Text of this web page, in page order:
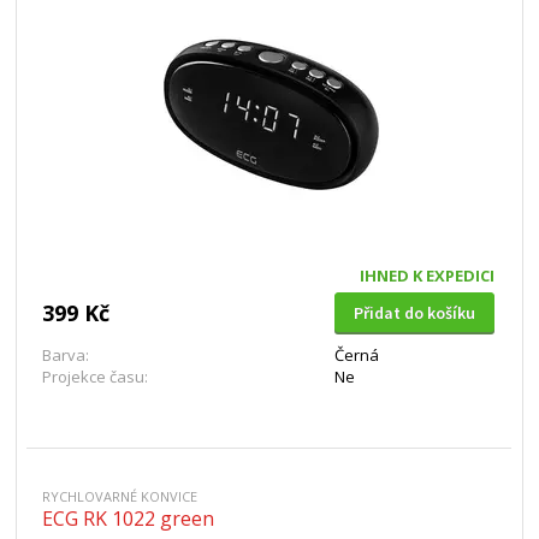
IHNED K EXPEDICI
399 Kč
Přidat do košíku
Barva:
Černá
Projekce času:
Ne
RYCHLOVARNÉ KONVICE
ECG RK 1022 green